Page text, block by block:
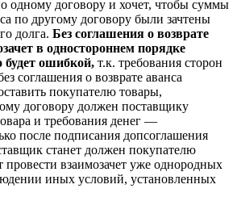
одному договору и хочет, чтобы суммы
по другому договору были зачтены
долга. Без соглашения о возврате
в одностороннем порядке
будет ошибкой, т.к. требования сторон
соглашения о возврате аванса
покупателю товары,
договору должен поставщику
и требования денег —
после подписания допсоглашения
станет должен покупателю
провести взаимозачет уже однородных
иных условий, установленных